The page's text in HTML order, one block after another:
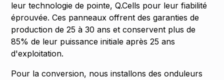
leur technologie de pointe, Q.Cells pour leur fiabilité
éprouvée. Ces panneaux offrent des garanties de
production de 25 à 30 ans et conservent plus de
85% de leur puissance initiale après 25 ans
d'exploitation.
Pour la conversion, nous installons des onduleurs